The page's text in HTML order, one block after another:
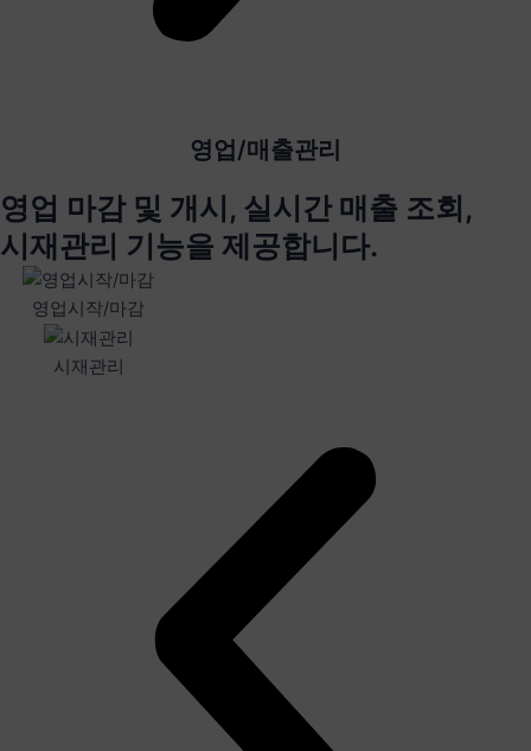
영업/매출관리
영업 마감 및 개시, 실시간 매출 조회,
시재관리 기능을 제공합니다.
영업시작/마감
시재관리